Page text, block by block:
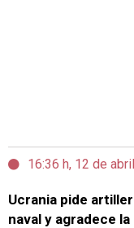
16:36 h, 12 de
Ucrania pide
naval y agradece